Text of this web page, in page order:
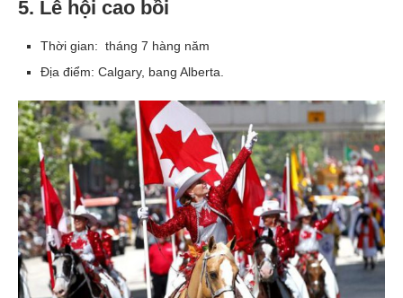
5. Lễ hội cao bồi
Thời gian: tháng 7 hàng năm
Địa điểm: Calgary, bang Alberta.